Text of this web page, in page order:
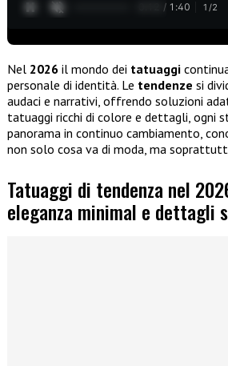
0:13 / 1:40 1 /2
Nel 2026 il mondo dei tatuaggi
personale di identità. Le tendenze si
audaci e narrativi, offrendo soluzioni
tatuaggi ricchi di colore e dettagli, ogni
panorama in continuo cambiamento,
non solo cosa va di moda, ma
Tatuaggi di tendenza nel
eleganza minimal e dettagli